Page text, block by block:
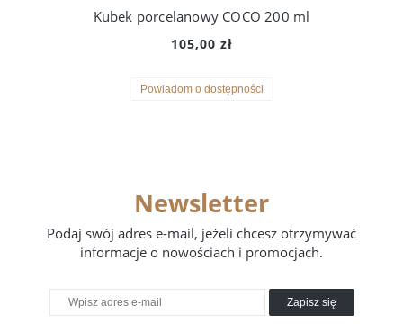
Kubek porcelanowy COCO 200 ml
105,00 zł
Powiadom o dostępności
Newsletter
Podaj swój adres e-mail, jeżeli chcesz otrzymywać
informacje o nowościach i promocjach.
Zapisz się